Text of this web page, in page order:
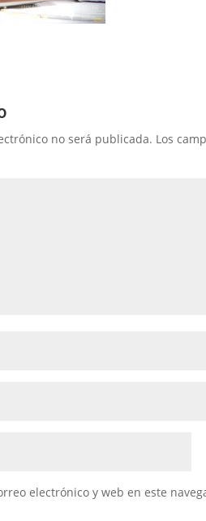
no será publicada. Los
electrónico y web en este